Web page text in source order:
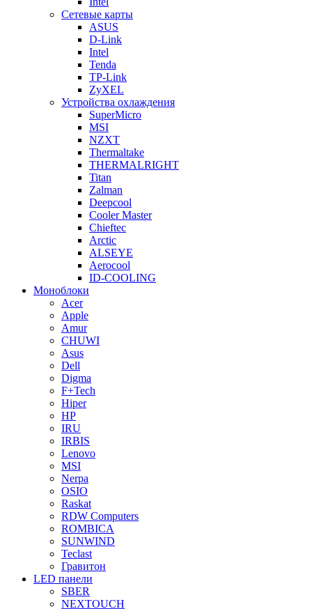
Сетевые карты
ASUS
D-Link
Intel
Tenda
TP-Link
ZyXEL
Устройства охлаждения
SuperMicro
MSI
NZXT
Thermaltake
THERMALRIGHT
Titan
Zalman
Deepcool
Cooler Master
Chieftec
Arctic
ALSEYE
Aerocool
ID-COOLING
Моноблоки
Acer
Apple
Amur
CHUWI
Asus
Dell
Digma
F+Tech
Hiper
HP
IRU
IRBIS
Lenovo
MSI
Nerpa
OSIO
Raskat
RDW Computers
ROMBICA
SUNWIND
Teclast
Гравитон
LED панели
SBER
NEXTOUCH